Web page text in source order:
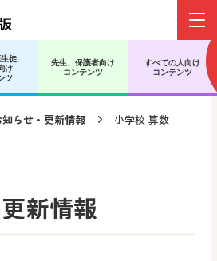
徒、
け
ツ
先生、保護者向け
コンテンツ
すべての人向け
コンテンツ
知らせ・更新情報 小学校 算数
新情報